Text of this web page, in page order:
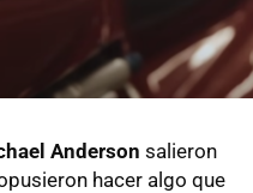
Anderson salieron
hacer algo que